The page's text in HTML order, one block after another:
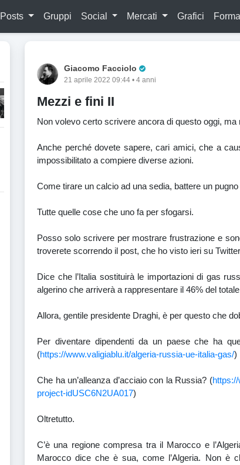
Posts Gruppi Social Mercati Grafici
Giacomo Facciolo
21 aprile 2022 09:44 • 4 anni
Mezzi e fini II
Non volevo certo scrivere ancora di questo oggi,
Anche perché dovete sapere, cari amici, che a
impossibilitato a compiere diverse azioni.
Come tirare un calcio ad una sedia, battere un
Tutte quelle cose che uno fa per sfogarsi.
Posso solo scrivere per mostrare frustrazione e
troverete scorrendo il post, che ho visto ieri su
Dice che l’Italia sostituirà le importazioni di gas
algerino che arriverà a rappresentare il 46% del
Allora, gentile presidente Draghi, è per questo che
Per diventare dipendenti da un paese che ha
(https://www.valigiablu.it/algeria-russia-ue-italia-gas/)
Che ha un’alleanza d’acciaio con la Russia? (
project-idUSC6N2UA017)
Oltretutto.
C’è una regione compresa tra il Marocco e
Marocco dice che è sua, come l’Algeria. Non è